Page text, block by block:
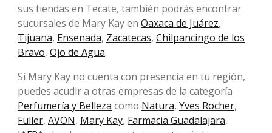
sus tiendas en Tecate, también podrás encontrar
sucursales de Mary Kay en Oaxaca de Juárez,
Tijuana, Ensenada, Zacatecas, Chilpancingo de los
Bravo, Ojo de Agua.
Si Mary Kay no cuenta con presencia en tu región,
puedes acudir a otras empresas de la categoría
Perfumería y Belleza como Natura, Yves Rocher,
Fuller, AVON, Mary Kay, Farmacia Guadalajara,